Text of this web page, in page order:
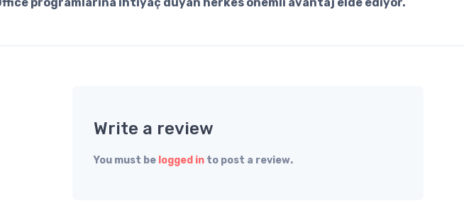
Write a review
You must be logged in to post a review.